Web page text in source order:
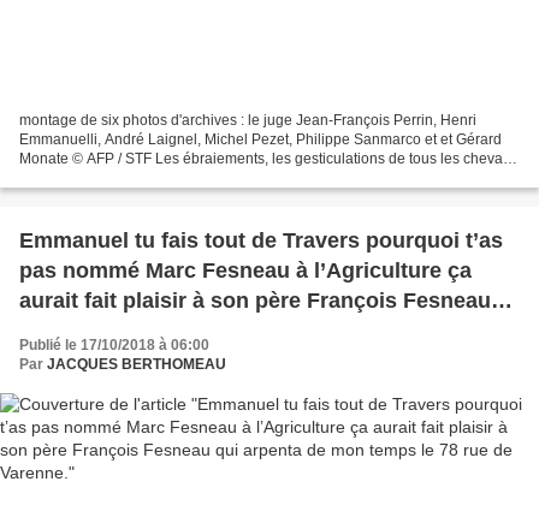
montage de six photos d'archives : le juge Jean-François Perrin, Henri
Emmanuelli, André Laignel, Michel Pezet, Philippe Sanmarco et et Gérard
Monate © AFP / STF Les ébraiements, les gesticulations de tous les chevaux
Emmanuel tu fais tout de Travers pourquoi t’as
pas nommé Marc Fesneau à l’Agriculture ça
aurait fait plaisir à son père François Fesneau
qui arpenta de mon temps le 78 rue de Varenne.
Publié le 17/10/2018 à 06:00
Par JACQUES BERTHOMEAU